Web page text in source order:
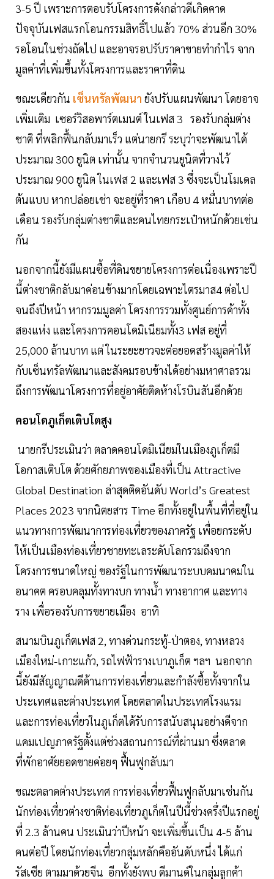
3-5 ปี เพราะการตอบรับโครงการดังกล่าวดีเกิดคาด
ปัจจุบันเฟสแรกโอนกรรมสิทธิ์ไปแล้ว 70% ส่วนอีก 30%
รอโอนในช่วงถัดไป และอาจรอปรับราคาขายทำกำไร จาก
มูลค่าที่เพิ่มขึ้นทั้งโครงการและราคาที่ดิน
ขณะเดียวกัน เซ็นทรัลพัฒนา ยังปรับแผนพัฒนา โดยอาจ
เพิ่มเติม เซอร์วิสอพาร์ตเมนต์ ในเฟส 3 รองรับกลุ่มต่าง
ชาติ ที่พลิกฟื้นกลับมาเร็ว แต่นายกรี ระบุว่าจะพัฒนาได้
ประมาณ 300 ยูนิต เท่านั้น จากจำนวนยูนิตที่วางไว้
ประมาณ 900 ยูนิต ในเฟส 2 และเฟส 3 ซึ่งจะเป็นโมเดล
ต้นแบบ หากปล่อยเช่า จะอยู่ที่ราคา เกือบ 4 หมื่นบาทต่อ
เดือน รองรับกลุ่มต่างชาติและคนไทยกระเป๋าหนักด้วยเช่น
กัน
นอกจากนี้ยังมีแผนซื้อที่ดินขยายโครงการต่อเนื่องเพราะปี
นี้ต่างชาติกลับมาค่อนข้างมากโดยเฉพาะไตรมาส4 ต่อไป
จนถึงปีหน้า หากรวมมูลค่า โครงการรวมทั้งศูนย์การค้าทั้ง
สองแห่ง และโครงการคอนโดมิเนียมทั้ง3 เฟส อยู่ที่
25,000 ล้านบาท แต่ ในระยะยาวจะต่อยอดสร้างมูลค่าให้
กับเซ็นทรัลพัฒนาและสังคมรอบข้างได้อย่างมหาศาลรวม
ถึงการพัฒนาโครงการที่อยู่อาศัยติดห้างโรบินสันอีกด้วย
คอนโดภูเก็ตเติบโตสูง
นายกรีประเมินว่า ตลาดคอนโดมิเนียมในเมืองภูเก็ตมี
โอกาสเติบโต ด้วยศักยภาพของเมืองที่เป็น Attractive
Global Destination ล่าสุดติดอันดับ World’s Greatest
Places 2023 จากนิตยสาร Time อีกทั้งอยู่ในพื้นที่ที่อยู่ใน
แนวทางการพัฒนาการท่องเที่ยวของภาครัฐ เพื่อยกระดับ
ให้เป็นเมืองท่องเที่ยวชายทะเลระดับโลกรวมถึงจาก
โครงการขนาดใหญ่ ของรัฐในการพัฒนาระบบคมนาคมใน
อนาคต ครอบคลุมทั้งทางบก ทางนํ้า ทางอากาศ และทาง
ราง เพื่อรองรับการขยายเมือง อาทิ
สนามบินภูเก็ตเฟส 2, ทางด่วนกระทู้-ป่าตอง, ทางหลวง
เมืองใหม่-เกาะแก้ว, รถไฟฟ้ารางเบาภูเก็ต ฯลฯ นอกจาก
นี้ยังมีสัญญาณดีด้านการท่องเที่ยวและกำลังซื้อทั้งจากใน
ประเทศและต่างประเทศ โดยตลาดในประเทศโรงแรม
และการท่องเที่ยวในภูเก็ตได้รับการสนับสนุนอย่างดีจาก
แคมเปญภาครัฐตั้งแต่ช่วงสถานการณ์ที่ผ่านมา ซึ่งตลาด
ที่พักอาศัยยอดขายค่อยๆ ฟื้นฟูกลับมา
ขณะตลาดต่างประเทศ การท่องเที่ยวฟื้นฟูกลับมาเช่นกัน
นักท่องเที่ยวต่างชาติท่องเที่ยวภูเก็ตในปีนี้ช่วงครึ่งปีแรกอยู่
ที่ 2.3 ล้านคน ประเมินว่าปีหน้า จะเพิ่มขึ้นเป็น 4-5 ล้าน
คนต่อปี โดยนักท่องเที่ยวกลุ่มหลักคืออันดับหนึ่ง ได้แก่
รัสเซีย ตามมาด้วยจีน อีกทั้งยังพบ ดีมานด์ในกลุ่มลูกค้า